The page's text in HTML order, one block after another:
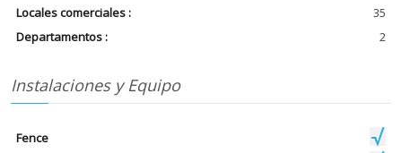
Locales comerciales :
35
Departamentos :
2
Instalaciones y Equipo
Fence